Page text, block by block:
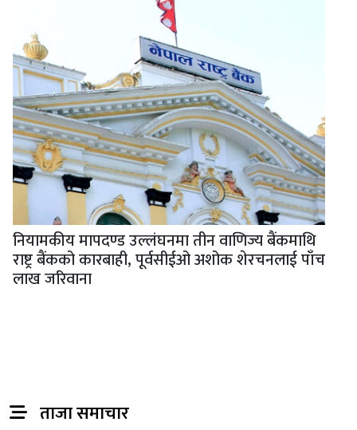
नियामकीय मापदण्ड उल्लंघनमा तीन वाणिज्य बैंकमाथि
राष्ट्र बैंकको कारबाही, पूर्वसीईओ अशोक शेरचनलाई पाँच
लाख जरिवाना
ताजा समाचार